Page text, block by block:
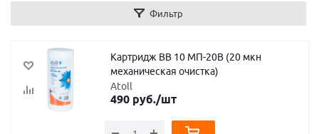
Фильтр
Картридж BB 10 МП-20B (20 мкн
механическая очистка)
Atoll
490руб./шт